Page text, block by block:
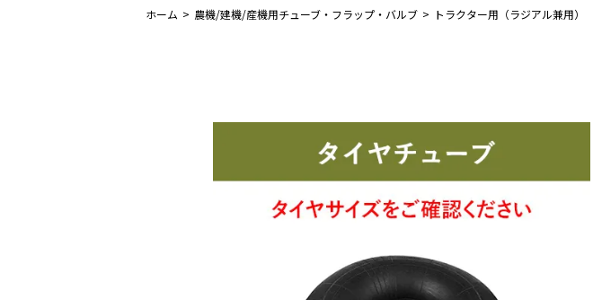
ホーム 農機/建機/産機用チューブ・フラップ・バルブ トラクター用（ラジアル兼用）